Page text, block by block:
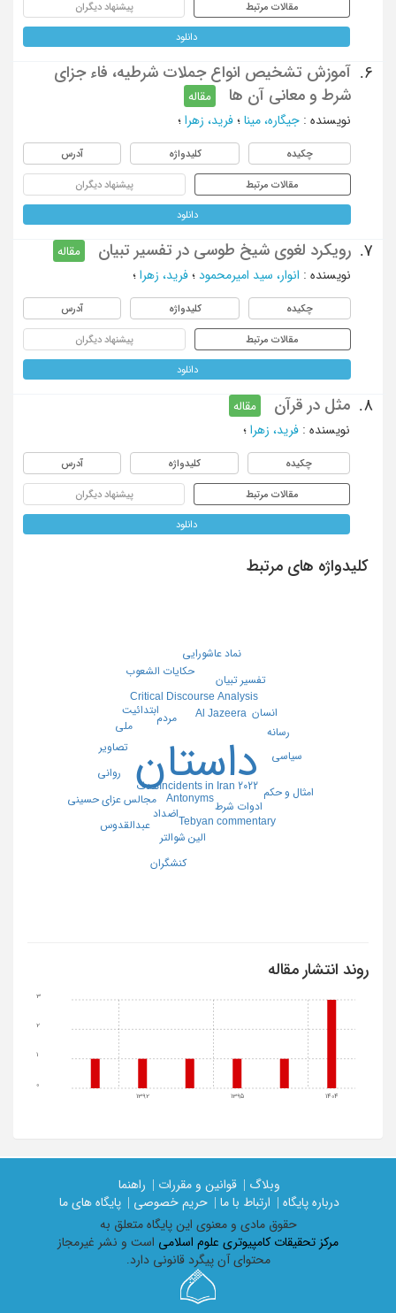
مقالات مرتبط پیشنهاد دیگران
دانلود
6.
آموزش تشخیص انواع جملات شرطیه، فاء جزای
شرط و معانی آن ها
مقاله
نویسنده : جیگاره، مینا ؛ فرید، زهرا ؛
چکیده کلیدواژه آدرس
مقالات مرتبط پیشنهاد دیگران
دانلود
7. رویکرد لغوی شیخ طوسی در تفسیر تبیان
مقاله
نویسنده : انوار، سید امیرمحمود ؛ فرید، زهرا ؛
چکیده کلیدواژه آدرس
مقالات مرتبط پیشنهاد دیگران
دانلود
8. مثل در قرآن
مقاله
نویسنده : فرید، زهرا ؛
چکیده کلیدواژه آدرس
مقالات مرتبط پیشنهاد دیگران
دانلود
کلیدواژه های مرتبط
داستان
2022 Incidents in Iran
Al Jazeera
Antonyms
Critical Discourse Analysis
Tebyan commentary
ابتدائیت
ادوات شرط
اضداد
الین شوالتر
تفسیر تبیان
حکایات الشعوب
مجالس عزای حسینی
نماد عاشورایی
امثال و حکم
انسان
تصاویر
رسانه
روانی
سیاسی
عبدالقدوس
مردم
ملی
هدف
کنشگران
روند انتشار مقاله
1392 1395 1404
0
1
2
3
وبلاگ | قوانین و مقررات |
راهنما
درباره پایگاه |
ارتباط با ما | حریم خصوصی |
پایگاه های ما
حقوق مادی و معنوی اين پايگاه متعلق به
مرکز تحقیقات کامپیوتری علوم اسلامی است و نشر غیرمجاز
محتوای آن پیگرد قانونی دارد.